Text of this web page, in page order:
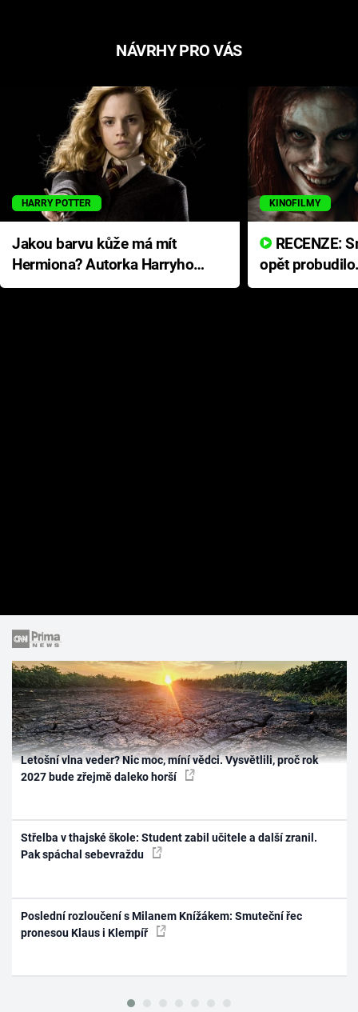
NÁVRHY PRO VÁS
HARRY POTTER
Jakou barvu kůže má mít
Hermiona? Autorka Harryho
Pottera přišla s ráznou
KINOFILMY
opět
přichází s
Letošní vlna veder? Nic moc, míní vědci. Vysvětlili, proč rok
2027 bude zřejmě daleko horší
Střelba v thajské škole: Student zabil učitele a další zranil.
Pak spáchal sebevraždu
Poslední rozloučení s Milanem Knížákem: Smuteční řec
pronesou Klaus i Klempíř